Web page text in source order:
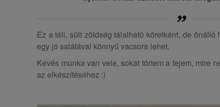
Ez a téli, sült zöldség tálalható köretként, de
egy jó salátával könnyű vacsora lehet.
Kevés munka van vele, sokat törtem a fejem, mire
az elkészítéséhez :)